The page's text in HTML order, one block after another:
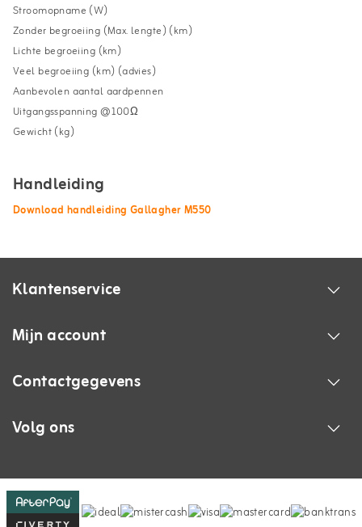
Stroomopname (W)
Zonder begroeiing (Max. lengte) (km)
Lichte begroeiing (km)
Veel begroeiing (km) (advies)
Aanbevolen aantal aardpennen
Uitgangsspanning @100Ω
Gewicht (kg)
Handleiding
Download handleiding Gallagher M550
Klantenservice
Mijn account
Contactgegevens
Volg ons